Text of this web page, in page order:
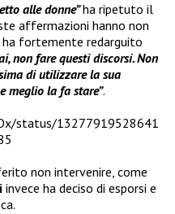
alle donne”ha ripetuto il
affermazioni hanno non
ha fortemente redarguito
non fare questi discorsi. Non
di utilizzare la sua
meglio la fa stare”.
status/13277919528641
non intervenire, come
invece ha deciso di esporsi e